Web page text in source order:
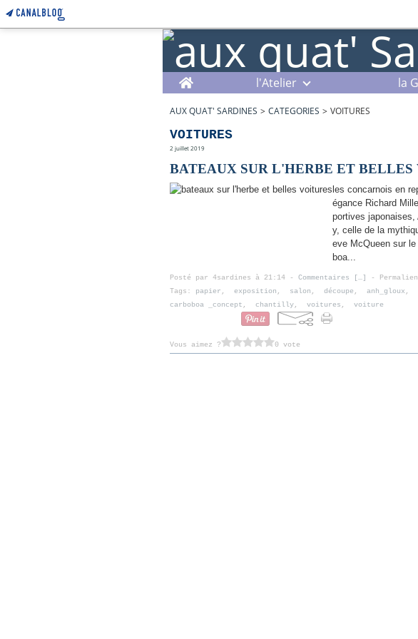
Home l'Atelier la
AUX QUAT' SARDINES > CATEGORIES > VOITURES
VOITURES
2 juillet 2019
BATEAUX SUR L'HERBE ET BELLES
les concarnois en
égance Richard
portives
y, celle de la
eve McQueen sur
boa...
Posté par 4sardines à 21:14 - Commentaires […] -
Tags: papier , exposition , salon , découpe , anh_gloux ,
carboboa _concept , chantilly, voitures , voiture
Vous aimez ? 0 vote